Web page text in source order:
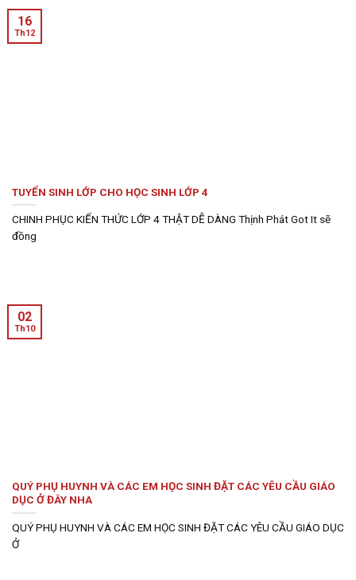
TUYỂN SINH LỚP CHO HỌC SINH LỚP 4
CHINH PHỤC KIẾN THỨC LỚP 4 THẬT DỄ DÀNG Thịnh Phát Got It sẽ
đồng
16
Th12
QUÝ PHỤ HUYNH VÀ CÁC EM HỌC SINH ĐẶT CÁC YÊU CẦU GIÁO
DỤC Ở ĐÂY NHA
QUÝ PHỤ HUYNH VÀ CÁC EM HỌC SINH ĐẶT CÁC YÊU CẦU GIÁO DỤC
Ở
02
Th10